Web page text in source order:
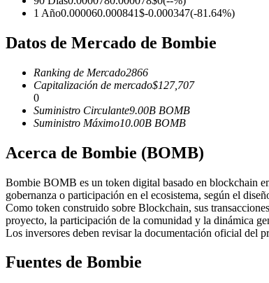
Futuros que utilizan USDC como garantía
1 Año0.000060.000841$-0.000347(-81.64%)
Datos de Mercado de Bombie
Ranking de Mercado2866
Capitalización de mercado$127,707
0
Suministro Circulante9.00B BOMB
Suministro Máximo10.00B BOMB
Acerca de Bombie (BOMB)
Bombie BOMB es un token digital basado en blockchain
gobernanza o participación en el ecosistema, según el
Como token construido sobre Blockchain, sus
proyecto, la participación de la comunidad y la dinámica
Los inversores deben revisar la documentación oficial del
Fuentes de Bombie